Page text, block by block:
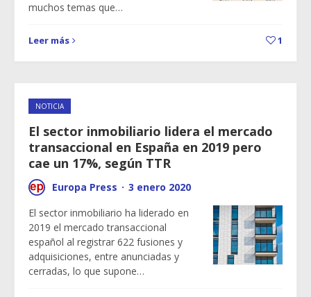
muchos temas que…
Leer más 1
NOTICIA
El sector inmobiliario lidera el mercado
transaccional en España en 2019 pero
cae un 17%, según TTR
Europa Press · 3 enero 2020
El sector inmobiliario ha liderado en
2019 el mercado transaccional
español al registrar 622 fusiones y
adquisiciones, entre anunciadas y
cerradas, lo que supone…